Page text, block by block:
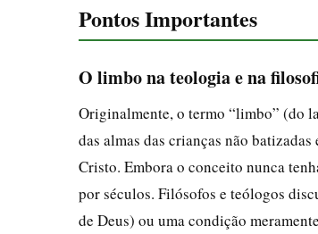
Pontos Importantes
O limbo na teologia e na
Originalmente, o termo “limbo” (do
das almas das crianças não
Cristo. Embora o conceito nunca
por séculos. Filósofos e teólogos
de Deus) ou uma condição